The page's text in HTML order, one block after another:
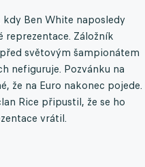
Ben White naposledy
reprezentace. Záložník
světovým šampionátem
nefiguruje. Pozvánku na
že na Euro nakonec pojede.
Rice připustil, že se ho
vrátil.